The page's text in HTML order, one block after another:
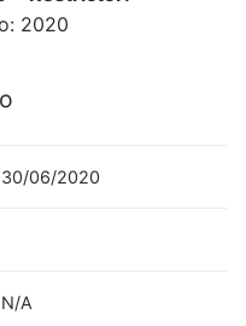
2020
30/06/2020
N/A